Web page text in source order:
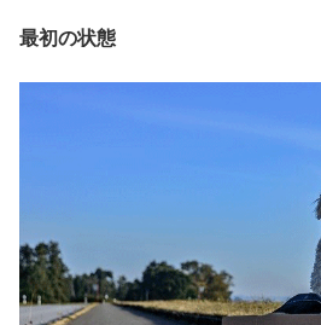
最初の状態